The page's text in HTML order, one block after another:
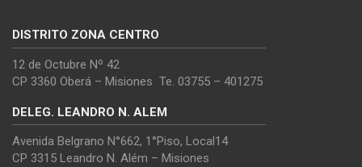
DISTRITO ZONA CENTRO
12 de Octubre Nº 42
CP 3360 Oberá – Misiones Te. 03755 – 401275
DELEG. LEANDRO N. ALEM
Avenida Belgrano N°662, 1°Piso, Local14
CP 3315 Leandro N. Além – Misiones